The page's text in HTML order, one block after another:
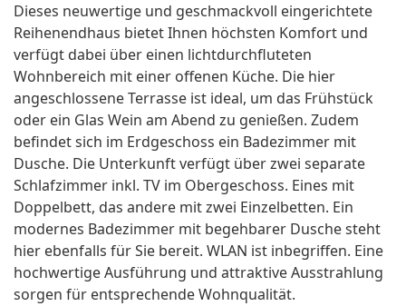
Dieses neuwertige und geschmackvoll eingerichtete
Reihenendhaus bietet Ihnen höchsten Komfort und
verfügt dabei über einen lichtdurchfluteten
Wohnbereich mit einer offenen Küche. Die hier
angeschlossene Terrasse ist ideal, um das Frühstück
oder ein Glas Wein am Abend zu genießen. Zudem
befindet sich im Erdgeschoss ein Badezimmer mit
Dusche. Die Unterkunft verfügt über zwei separate
Schlafzimmer inkl. TV im Obergeschoss. Eines mit
Doppelbett, das andere mit zwei Einzelbetten. Ein
modernes Badezimmer mit begehbarer Dusche steht
hier ebenfalls für Sie bereit. WLAN ist inbegriffen. Eine
hochwertige Ausführung und attraktive Ausstrahlung
sorgen für entsprechende Wohnqualität.